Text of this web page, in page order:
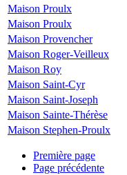
Maison Proulx
Maison Proulx
Maison Provencher
Maison Roger-Veilleux
Maison Roy
Maison Saint-Cyr
Maison Saint-Joseph
Maison Sainte-Thérèse
Maison Stephen-Proulx
Première page
Page précédente